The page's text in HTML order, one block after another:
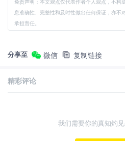
免责声明：本文观点仅代表作者个人观点，不构
息准确性、完整性和及时性做出任何保证，亦不
承担责任。
分享至 微信 复制链接
精彩评论
我们需要你的真知灼